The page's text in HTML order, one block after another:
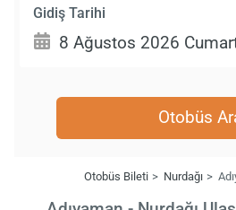
Gidiş Tarihi
Otobüs
Otobüs Bileti Nurdağı